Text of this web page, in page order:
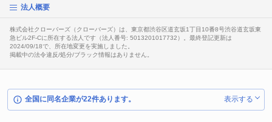
法人概要
株式会社クローバーズ（クローバーズ）は、東京都渋谷区道玄坂1丁目10番8号渋谷道玄坂東
急ビル2F-Cに所在する法人です（法人番号: 5013201017732）。最終登記更新は
2024/09/18で、所在地変更を実施しました。
掲載中の法令違反/処分/ブラック情報はありません。
全国に同名企業が22件あります。 表示する